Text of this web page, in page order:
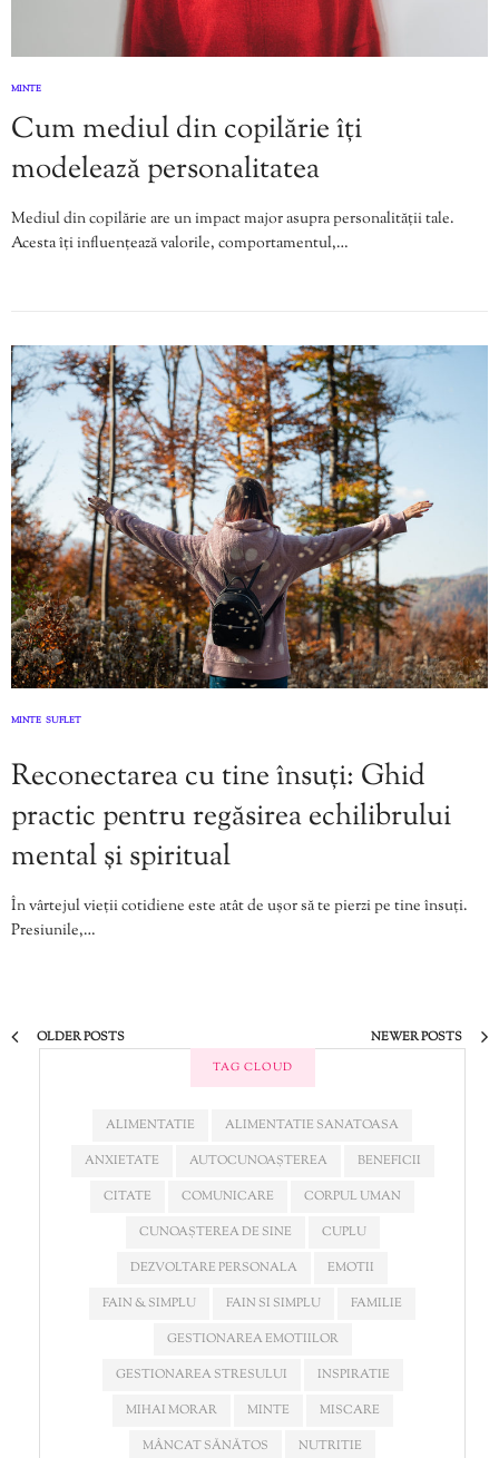
MINTE
Cum mediul din copilărie îți
modelează personalitatea
Mediul din copilărie are un impact major asupra personalității tale.
Acesta îți influențează valorile, comportamentul,…
MINTE SUFLET
Reconectarea cu tine însuți: Ghid
practic pentru regăsirea echilibrului
mental și spiritual
În vârtejul vieții cotidiene este atât de ușor să te pierzi pe tine însuți.
Presiunile,…
OLDER POSTS NEWER POSTS
TAG CLOUD
ALIMENTATIE
ALIMENTATIE SANATOASA
ANXIETATE
AUTOCUNOAȘTEREA
BENEFICII
CITATE
COMUNICARE
CORPUL UMAN
CUNOAȘTEREA DE SINE
CUPLU
DEZVOLTARE PERSONALA
EMOTII
FAIN & SIMPLU
FAIN SI SIMPLU
FAMILIE
GESTIONAREA EMOTIILOR
GESTIONAREA STRESULUI
INSPIRATIE
MIHAI MORAR
MINTE
MISCARE
MÂNCAT SĂNĂTOS
NUTRITIE